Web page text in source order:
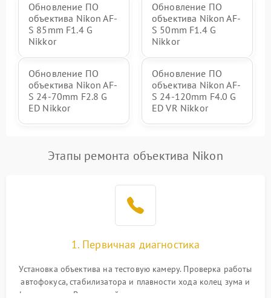
Обновление ПО
объектива Nikon AF-
S 85mm F1.4 G
Nikkor
Обновление ПО
объектива Nikon AF-
S 50mm F1.4 G
Nikkor
Обновление ПО
объектива Nikon AF-
S 24-70mm F2.8 G
ED Nikkor
Обновление ПО
объектива Nikon AF-
S 24-120mm F4.0 G
ED VR Nikkor
Этапы ремонта объектива Nikon
1. Первичная диагностика
Установка объектива на тестовую камеру. Проверка работы
автофокуса, стабилизатора и плавности хода колец зума и
фокусировки. Визуальный осмотр линз на наличие царапин,